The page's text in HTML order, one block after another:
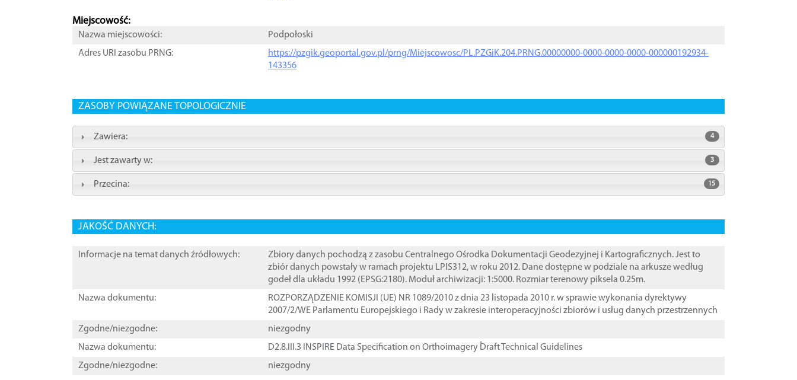
Miejscowość:
Nazwa miejscowości:
Podpołoski
Adres URI zasobu PRNG:
https://pzgik.geoportal.gov.pl/prng/Miejscowosc/PL.PZGiK.204.PRNG.00000000-0000-0000-0000-000000192934-
143356
ZASOBY POWIĄZANE TOPOLOGICZNIE
Zawiera: 4
Jest zawarty w: 3
Przecina: 15
JAKOŚĆ DANYCH:
Informacje na temat danych źródłowych:
Zbiory danych pochodzą z zasobu Centralnego Ośrodka Dokumentacji Geodezyjnej i Kartograficznych. Jest to
zbiór danych powstały w ramach projektu LPIS312, w roku 2012. Dane dostępne w podziale na arkusze według
godeł dla układu 1992 (EPSG:2180). Moduł archiwizacji: 1:5000. Rozmiar terenowy piksela 0.25m.
Nazwa dokumentu:
ROZPORZĄDZENIE KOMISJI (UE) NR 1089/2010 z dnia 23 listopada 2010 r. w sprawie wykonania dyrektywy
2007/2/WE Parlamentu Europejskiego i Rady w zakresie interoperacyjności zbiorów i usług danych przestrzennych
Zgodne/niezgodne:
niezgodny
Nazwa dokumentu:
D2.8.III.3 INSPIRE Data Specification on Orthoimagery ֠Draft Technical Guidelines
Zgodne/niezgodne:
niezgodny